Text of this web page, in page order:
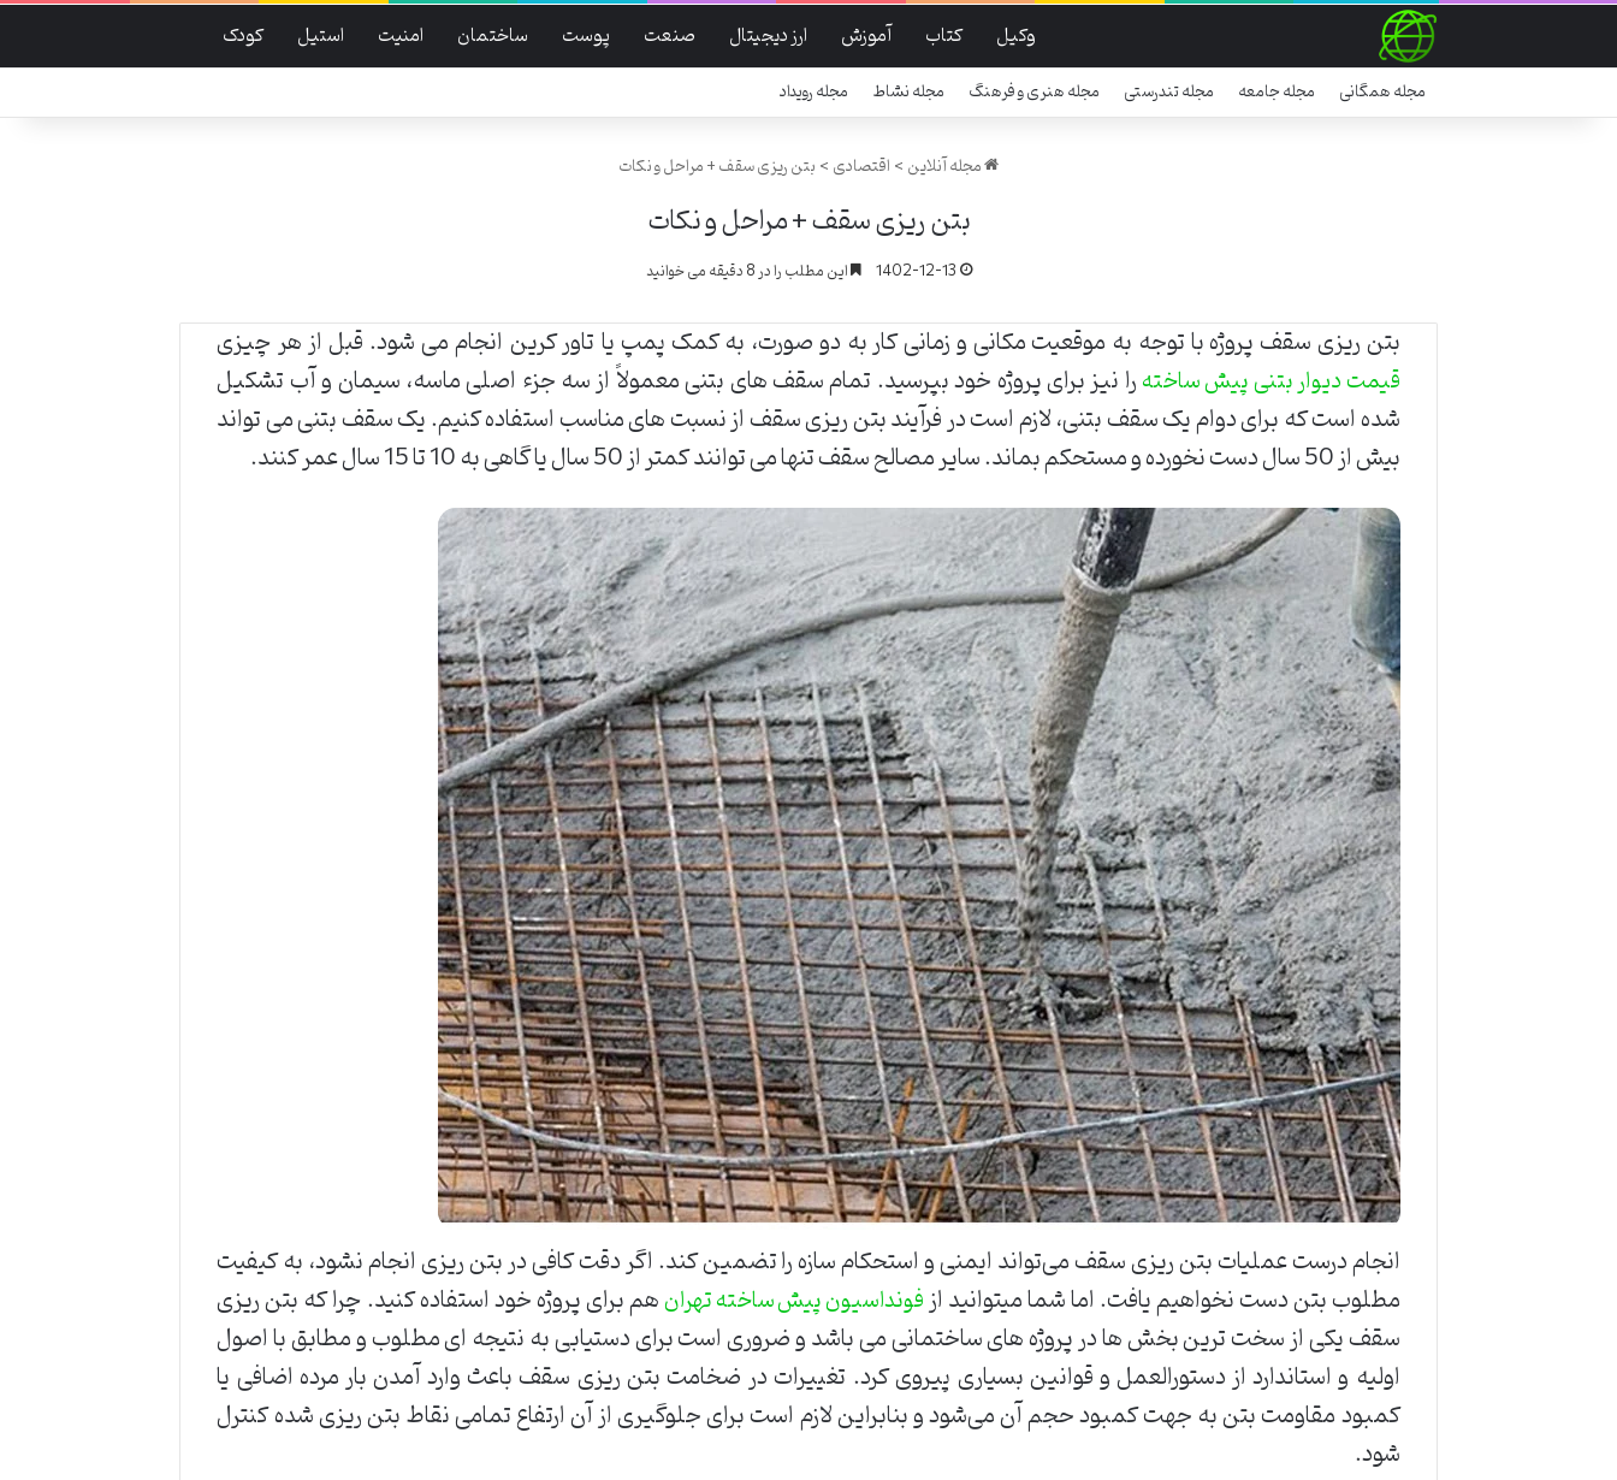
وکیل کتاب آموزش ارز دیجیتال صنعت پوست ساختمان امنیت استیل کودک
مجله همگانی مجله جامعه مجله تندرستی مجله هنری و فرهنگ مجله نشاط مجله رویداد
مجله آنلاین>اقتصادی>بتن ریزی سقف + مراحل و نکات
بتن ریزی سقف + مراحل و نکات
1402-12-13 این مطلب را در 8 دقیقه می خوانید
بتن ریزی سقف‌ پروژه با توجه به موقعیت مکانی و زمانی کار به دو صورت، به کمک پمپ‌ یا تاور کرین انجام می شود. قبل از هر چیزی
قیمت دیوار بتنی پیش ساختهرا نیز برای پروژه خود بپرسید. تمام سقف های بتنی معمولاً از سه جزء اصلی ماسه، سیمان و آب تشکیل
شده است که برای دوام یک سقف بتنی، لازم است در فرآیند بتن ریزی سقف از نسبت های مناسب استفاده کنیم. یک سقف بتنی می تواند
بیش از 50 سال دست نخورده و مستحکم بماند. سایر مصالح سقف تنها می توانند کمتر از 50 سال یا گاهی به 10 تا 15 سال عمر کنند.
انجام درست عملیات بتن ریزی سقف می‌تواند ایمنی و استحکام سازه را تضمین کند. اگر دقت کافی در بتن ریزی انجام نشود، به کیفیت
مطلوب بتن دست نخواهیم یافت. اما شما میتوانید ازفونداسیون پیش ساخته تهرانهم برای پروژه خود استفاده کنید. چرا که بتن ریزی
سقف یکی از سخت ترین بخش ها در پروژه های ساختمانی می باشد و ضروری است برای دستیابی به نتیجه ای مطلوب و مطابق با اصول
اولیه و استاندارد از دستورالعمل و قوانین بسیاری پیروی کرد. تغییرات در ضخامت بتن ریزی سقف باعث وارد آمدن بار مرده اضافی یا
کمبود مقاومت بتن به جهت کمبود حجم آن می‌شود و بنابراین لازم است برای جلوگیری از آن ارتفاع تمامی نقاط بتن ریزی شده کنترل
‌شود.